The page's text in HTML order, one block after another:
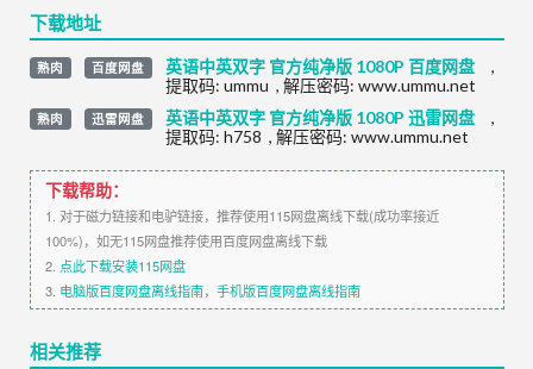
下载地址
熟肉 百度网盘 英语中英双字 官方纯净版 1080P 百度网盘
,
提取码: ummu , 解压密码: www.ummu.net
熟肉 迅雷网盘 英语中英双字 官方纯净版 1080P 迅雷网盘
,
提取码: h758 , 解压密码: www.ummu.net
下载帮助：
1. 对于磁力链接和电驴链接，推荐使用115网盘离线下载(成功率接近
100%)，如无115网盘推荐使用百度网盘离线下载
2. 点此下载安装115网盘
3. 电脑版百度网盘离线指南， 手机版百度网盘离线指南
相关推荐